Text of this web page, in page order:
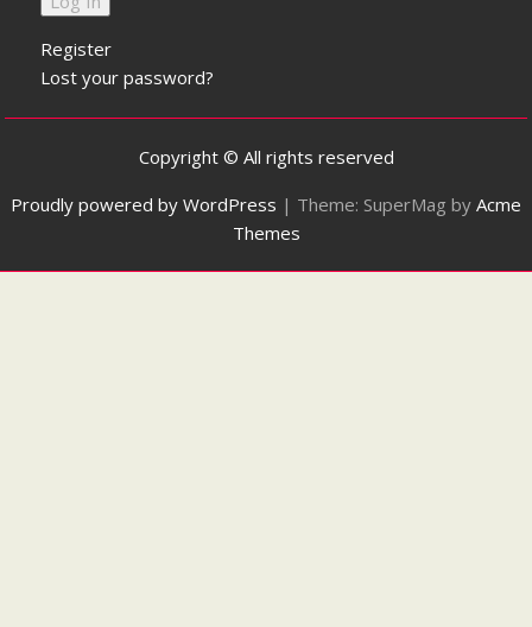
Register
Lost your password?
Copyright © All rights reserved
Proudly powered by WordPress | Theme: SuperMag by Acme
Themes